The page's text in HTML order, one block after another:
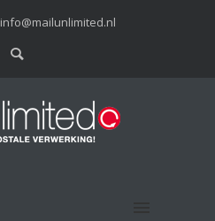
info@mailunlimited.nl